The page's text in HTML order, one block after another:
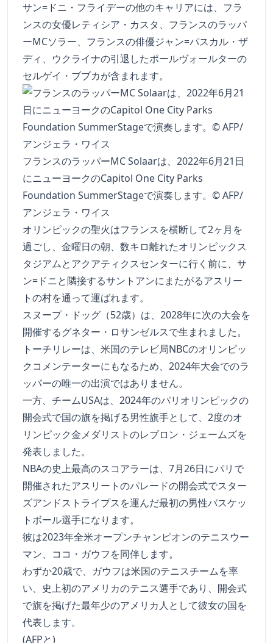
サン=ドニ・フライデーの他のキャリアには、フラ
ンスの女優レティシア・カスタ、フランスのラッパ
ーMCソラー、フランスの俳優ジャン=パスカル・ザ
ディ、ウクライナの引退したポールヴォールターの
セルゲイ・ブブカが含まれます。
フランスのラッパーMC Solaarは、2022年6月21日
にニューヨークのCapitol One City Parks
Foundation SummerStageで演奏します。© AFP/
アンジェラ・ワイス
オリンピックの聖火はフランスを横断して2ヶ月を
過ごし、金曜日の朝、数キロ離れたオリンピックス
タジアムとアクアティクスセンターに行く前に、サ
ン=ドニと隣接するサントアンにまたがるアスリー
トの村を通って運ばれます。
スヌープ・ドッグ（52歳）は、2028年に次の大会を
開催するグネター・ロサンゼルスで生まれました。
トーチリレーは、米国のテレビ局NBCのオリンピッ
クコメンテーターにもなるため、2024年大会でのラ
ッパーの唯一の出演ではありません。
一方、チームUSAは、2024年のパリオリンピックの
開会式で国の旗を掲げる男性旗手として、2度のオ
リンピック金メダリストのレブロン・ジェームズを
発表しました。
NBAの史上最高のスコアラーは、7月26日にパリで
開催されたアスリートのパレードの開会式でスター
ズアンドストライプスを運んだ最初の男性バスケッ
トボール選手になります。
彼は2023年全米オープンチャンピオンのテニスウー
マン、ココ・ガウフを同伴します。
わずか20歳で、ガウフは米国のテニスチームを率
い、史上初のアメリカのテニス選手であり、開会式
で旗を掲げた最年少のアメリカ人として彼女の国を
代表します。
(AFPと)